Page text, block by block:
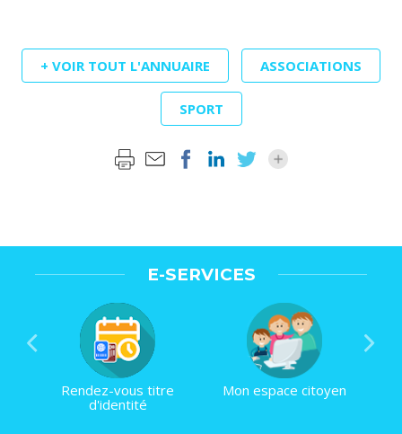
+ VOIR TOUT L'ANNUAIRE ASSOCIATIONS
SPORT
E-SERVICES
Rendez-vous titre
d'identité
Mon espace citoyen